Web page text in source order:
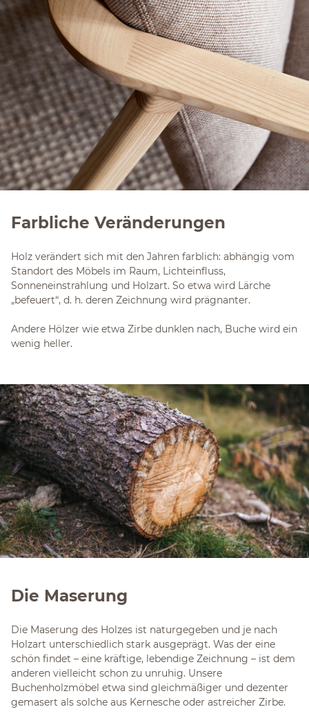
Farbliche Veränderungen
Holz verändert sich mit den Jahren farblich: abhängig vom
Standort des Möbels im Raum, Lichteinfluss,
Sonneneinstrahlung und Holzart. So etwa wird Lärche
„befeuert“, d. h. deren Zeichnung wird prägnanter.
Andere Hölzer wie etwa Zirbe dunklen nach, Buche wird ein
wenig heller.
Die Maserung
Die Maserung des Holzes ist naturgegeben und je nach
Holzart unterschiedlich stark ausgeprägt. Was der eine
schön findet – eine kräftige, lebendige Zeichnung – ist dem
anderen vielleicht schon zu unruhig. Unsere
Buchenholzmöbel etwa sind gleichmäßiger und dezenter
gemasert als solche aus Kernesche oder astreicher Zirbe.